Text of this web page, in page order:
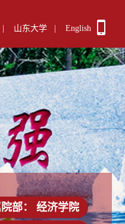
山东大学 English
部： 经济学院